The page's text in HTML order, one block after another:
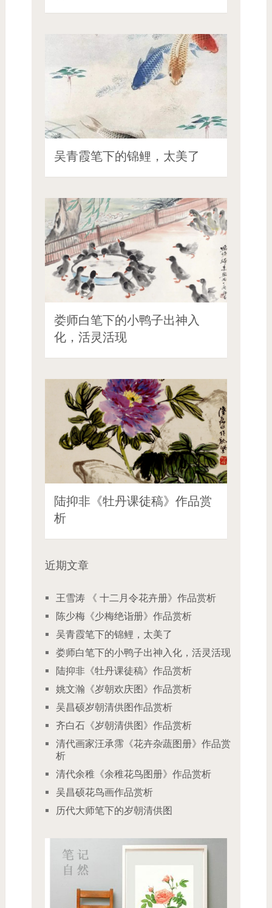
吴青霞笔下的锦鲤，太美了
娄师白笔下的小鸭子出神入
化，活灵活现
陆抑非《牡丹课徒稿》作品赏
析
近期文章
王雪涛 《 十二月令花卉册》作品赏析
陈少梅《少梅绝诣册》作品赏析
吴青霞笔下的锦鲤，太美了
娄师白笔下的小鸭子出神入化，活灵活现
陆抑非《牡丹课徒稿》作品赏析
姚文瀚《岁朝欢庆图》作品赏析
吴昌硕岁朝清供图作品赏析
齐白石《岁朝清供图》作品赏析
清代画家汪承霈《花卉杂蔬图册》作品赏
析
清代余稚《余稚花鸟图册》作品赏析
吴昌硕花鸟画作品赏析
历代大师笔下的岁朝清供图